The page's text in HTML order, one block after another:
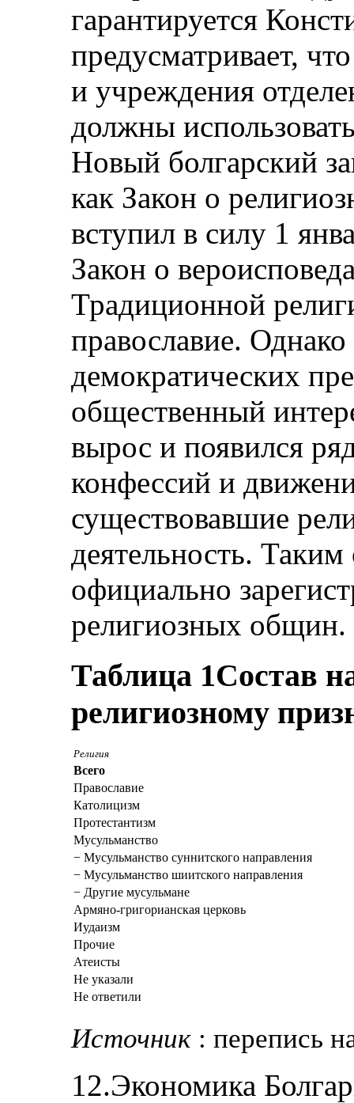
гарантируется
предусматривает,
и учреждения
должны
Новый болгарский
как Закон о
вступил в силу 1
Закон о
Традиционной
православие. Однако
демократических
общественный
вырос и появился
конфессий и
существовавшие
деятельность.
официально
религиозных общин.
Таблица 1Состав
религиозному
Религия
Всего
Православие
Католицизм
Протестантизм
Мусульманство
− Мусульманство суннитского направления
− Мусульманство шиитского направления
− Другие мусульмане
Армяно-григорианская церковь
Иудаизм
Прочие
Атеисты
Не указали
Не ответили
Источник : перепись
12.Экономика